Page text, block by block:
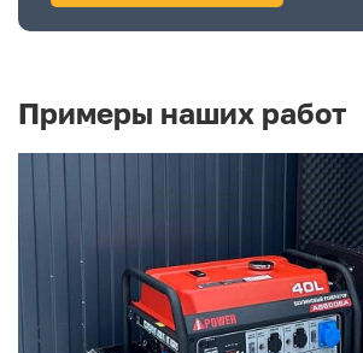
Примеры наших работ